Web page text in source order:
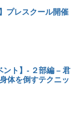
プレスクール開催
ント】- ２部編 – 君
身体を倒すテクニッ